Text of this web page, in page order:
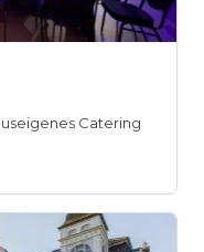
Catering